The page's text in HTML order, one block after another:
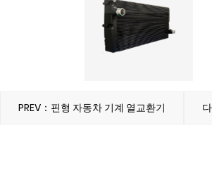
PREV：핀형 자동차 기계 열교환기